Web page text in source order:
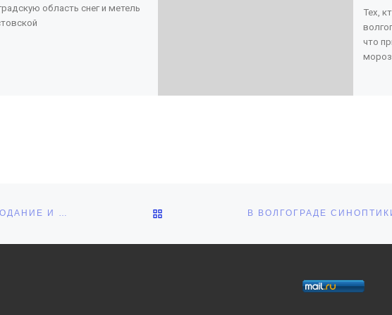
область снег и метель
Тех,
что
В ВОЛГОГРАДЕ СИНОПТИКИ ОБЕЩАЮТ РЕЗКОЕ ПОХОЛОДАНИЕ И ДОЖДИ ОБРАТНО К СПИСКУ ЗАПИСЕЙ